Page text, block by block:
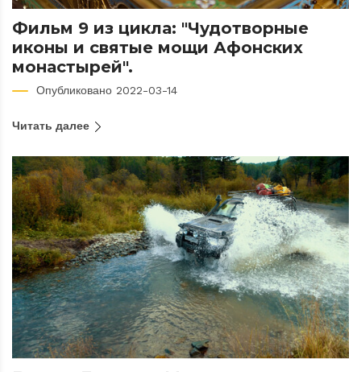
Фильм 9 из цикла: "Чудотворные
иконы и святые мощи Афонских
монастырей".
Опубликовано 2022-03-14
Читать далее